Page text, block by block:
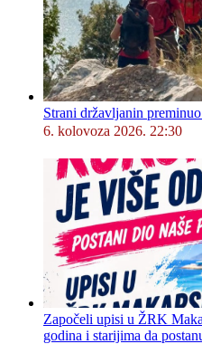
Strani državljanin
6. kolovoza 2026. 22:30
Započeli upisi u ŽRK
godina i starijima da